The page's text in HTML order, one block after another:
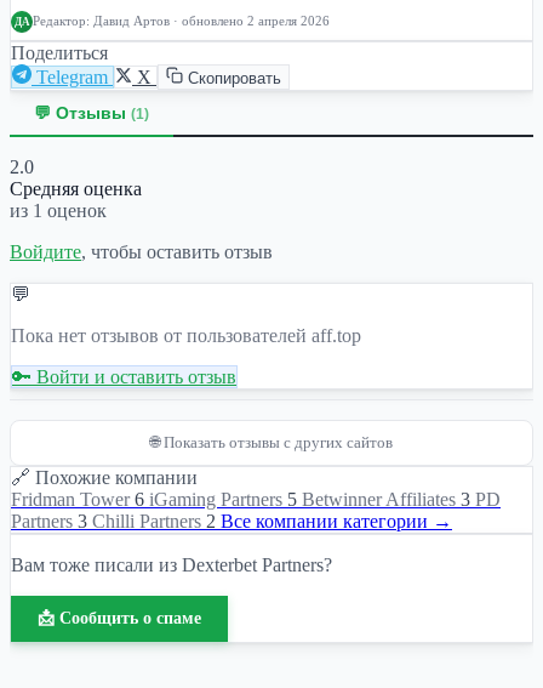
ДА Редактор: Давид Артов · обновлено 2 апреля 2026
Поделиться
Telegram
X Скопировать
💬 Отзывы (1)
2.0
Средняя оценка
из 1 оценок
Войдите, чтобы оставить отзыв
💬
Пока нет отзывов от пользователей aff.top
🔑 Войти и оставить отзыв
🌐 Показать отзывы с других сайтов
🔗 Похожие компании
Fridman Tower 6 iGaming Partners 5 Betwinner Affiliates 3 PD
Partners 3 Chilli Partners 2 Все компании категории →
Вам тоже писали из Dexterbet Partners?
📩 Сообщить о спаме